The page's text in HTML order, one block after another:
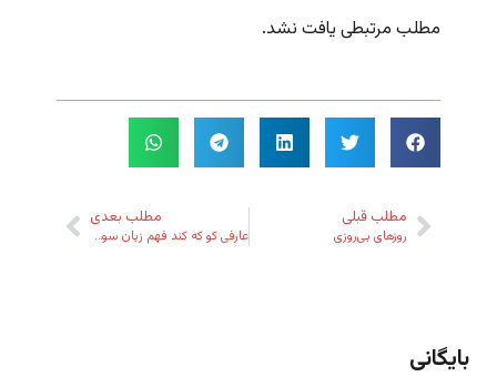
مطلب مرتبطی یافت نشد.
مطلب قبلی
روزهای بی‌روزی
مطلب بعدی
عارفی کو که کند فهم زبان سوسن؟
بایگانی